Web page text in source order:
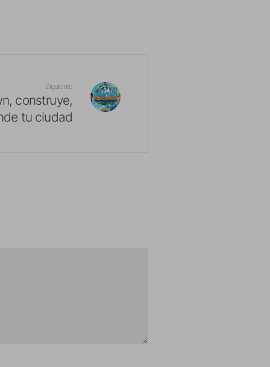
Siguiente
construye,
tu ciudad